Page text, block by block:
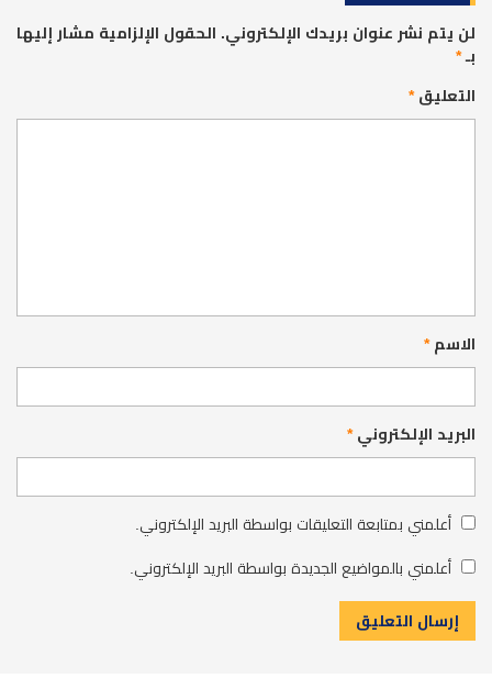
لن يتم نشر عنوان بريدك الإلكتروني. الحقول الإلزامية مشار إليها
بـ*
التعليق*
الاسم*
البريد الإلكتروني*
أعلمني بمتابعة التعليقات بواسطة البريد الإلكتروني.
أعلمني بالمواضيع الجديدة بواسطة البريد الإلكتروني.